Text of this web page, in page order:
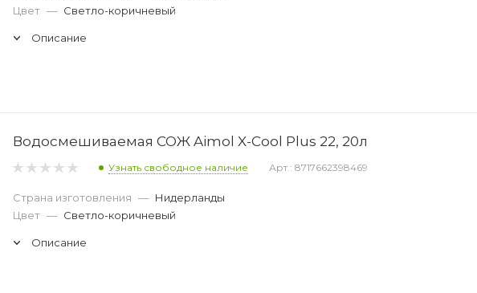
Цвет — Светло-коричневый
Описание
Водосмешиваемая СОЖ Aimol X-Cool Plus 22, 20л
Узнать свободное наличие Арт.: 8717662398469
Страна изготовления — Нидерланды
Цвет — Светло-коричневый
Описание